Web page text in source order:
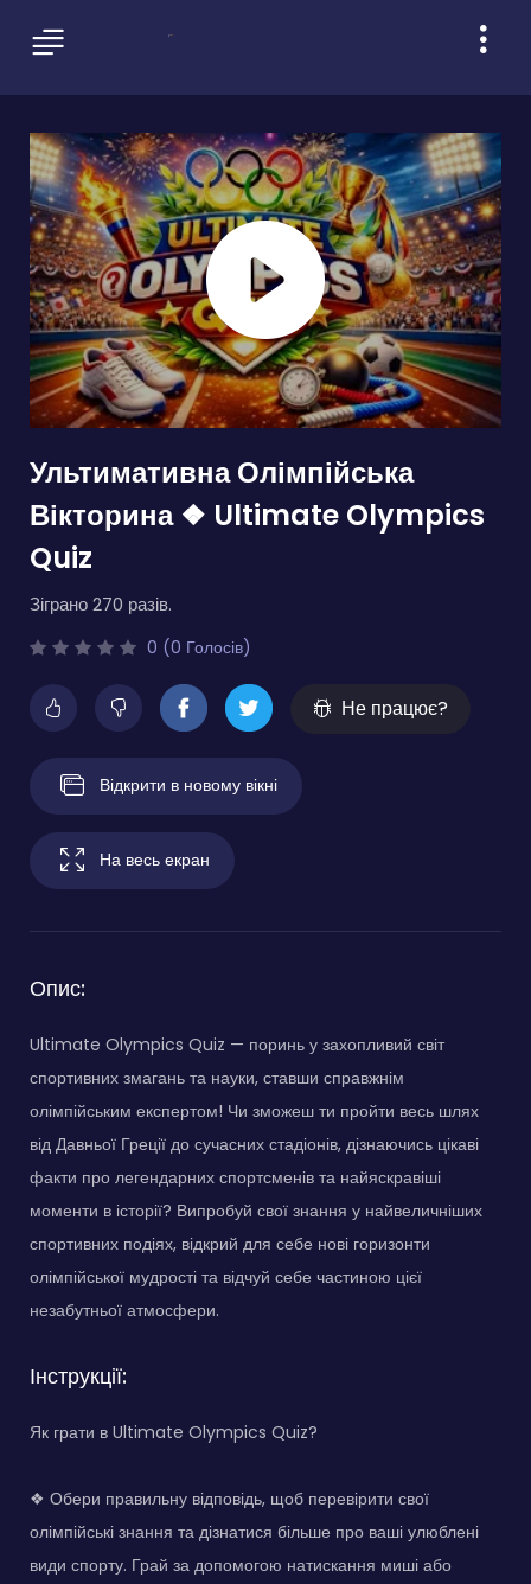
Ультимативна Олімпійська
Вікторина ❖ Ultimate Olympics
Quiz
Зіграно 270 разів.
0 (0 Голосів)
Не працює?
Відкрити в новому вікні
На весь екран
Опис:
Ultimate Olympics Quiz — поринь у захопливий світ
спортивних змагань та науки, ставши справжнім
олімпійським експертом! Чи зможеш ти пройти весь шлях
від Давньої Греції до сучасних стадіонів, дізнаючись цікаві
факти про легендарних спортсменів та найяскравіші
моменти в історії? Випробуй свої знання у найвеличніших
спортивних подіях, відкрий для себе нові горизонти
олімпійської мудрості та відчуй себе частиною цієї
незабутньої атмосфери.
Інструкції:
Як грати в Ultimate Olympics Quiz?
❖ Обери правильну відповідь, щоб перевірити свої
олімпійські знання та дізнатися більше про ваші улюблені
види спорту. Грай за допомогою натискання миші або